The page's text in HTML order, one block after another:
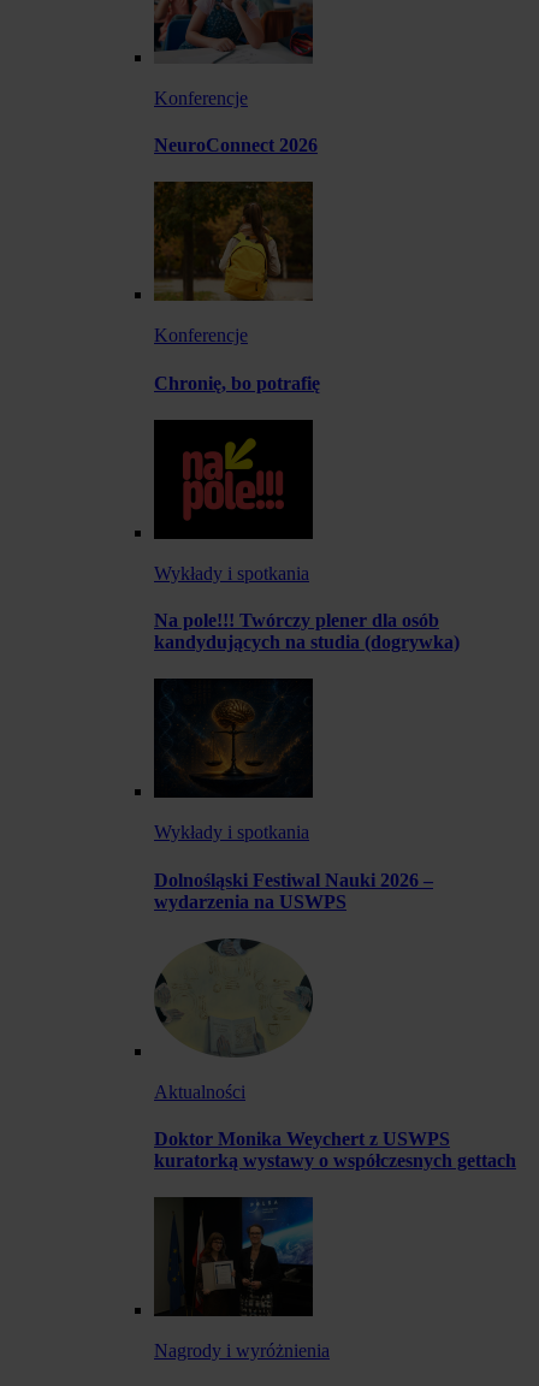
Konferencje
NeuroConnect 2026
Konferencje
Chronię, bo potrafię
Wykłady i spotkania
Na pole!!! Twórczy plener dla osób
kandydujących na studia (dogrywka)
Wykłady i spotkania
Dolnośląski Festiwal Nauki 2026 –
wydarzenia na USWPS
Aktualności
Doktor Monika Weychert z USWPS
kuratorką wystawy o współczesnych gettach
Nagrody i wyróżnienia